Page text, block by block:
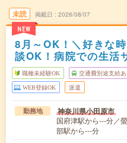
未読
NEW
掲載日 2026/08/07
8月～OK！＼好きな
談OK！病院での生活
職種未経験OK 交通費別途支給あ
WEB登録OK 派遣
勤務地 神奈川県小田原市
国府津駅から---分／
部駅から---分